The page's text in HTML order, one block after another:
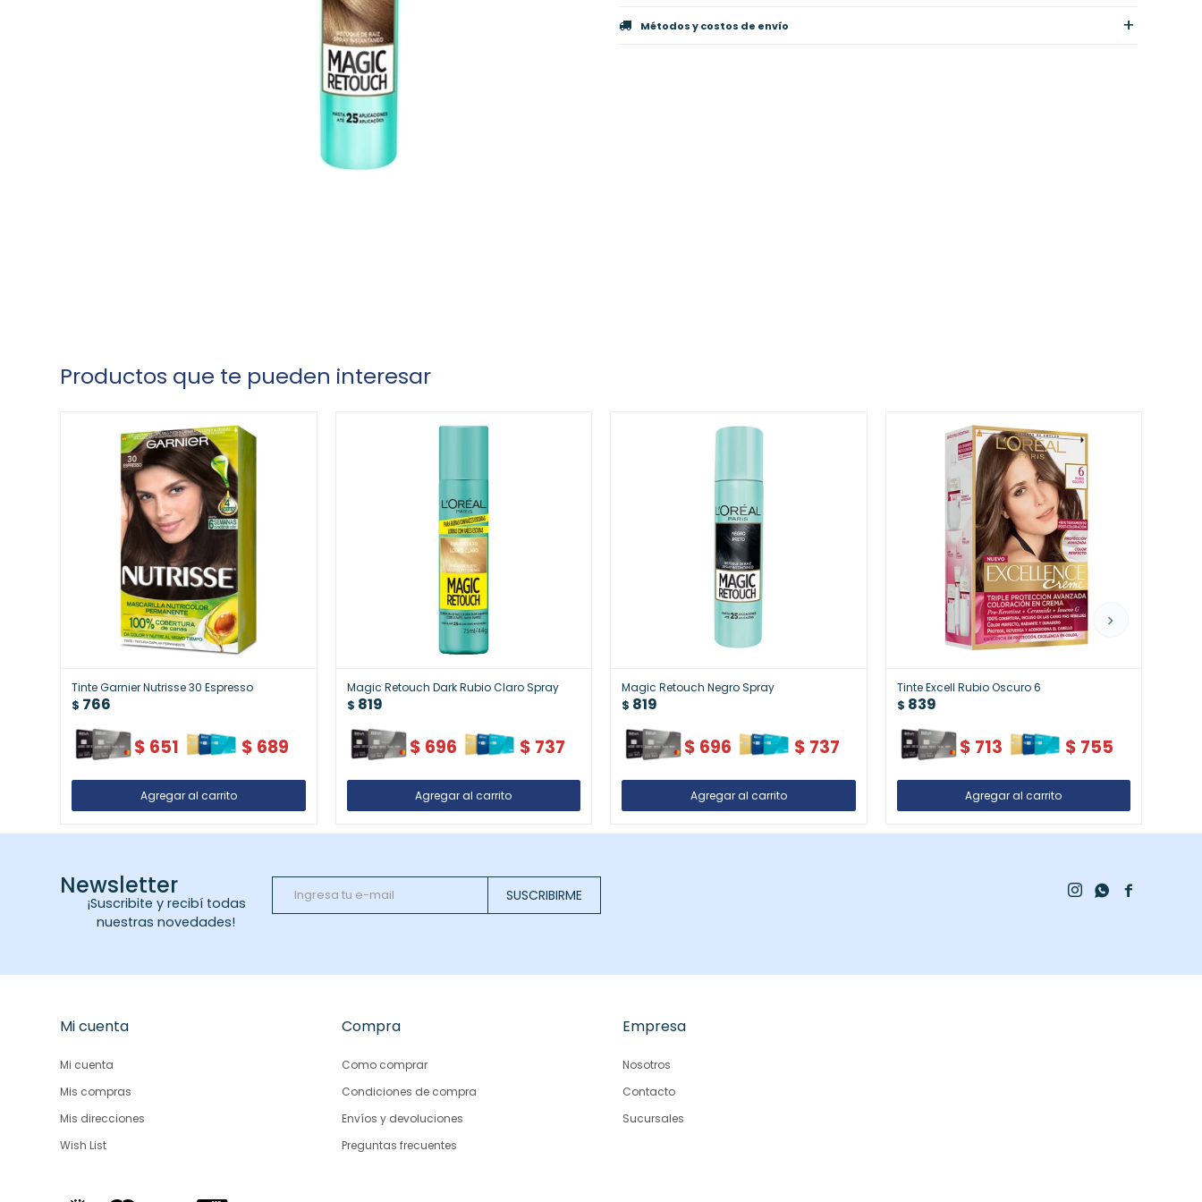
Métodos y costos de envío
Productos que te pueden interesar
Tinte Garnier Nutrisse 30 Espresso
$ 766
$ 651 $ 689
Magic Retouch Dark Rubio Claro Spray
$ 819
$ 696 $ 737
Magic Retouch Negro Spray
$ 819
$ 696 $ 737
Tinte Excell Rubio Oscuro 6
$ 839
$ 713 $ 755
Newsletter
¡Suscribite y recibí todas
nuestras novedades!
SUSCRIBIRME 
 
Mi cuenta
Mi cuenta
Mis compras
Mis direcciones
Wish List
Compra
Como comprar
Condiciones de compra
Envíos y devoluciones
Preguntas frecuentes
Empresa
Nosotros
Contacto
Sucursales